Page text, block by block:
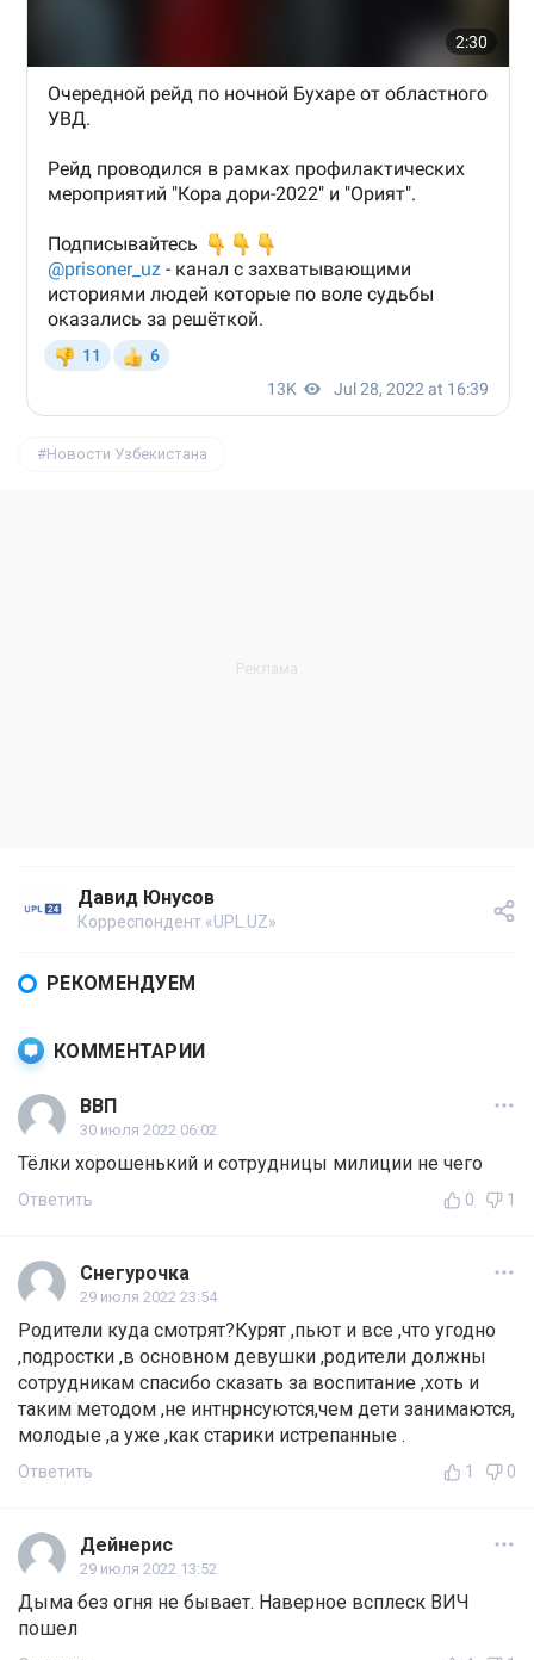
Новости Узбекистана
Давид Юнусов
Корреспондент «UPL.UZ»
РЕКОМЕНДУЕМ
КОММЕНТАРИИ
ВВП
30 июля 2022 06:02
Тёлки хорошенький и сотрудницы милиции не чего
Ответить 0 1
Снегурочка
29 июля 2022 23:54
Родители куда смотрят?Курят ,пьют и все ,что угодно
,подростки ,в основном девушки ,родители должны
сотрудникам спасибо сказать за воспитание ,хоть и
таким методом ,не интнрнсуются,чем дети занимаются,
молодые ,а уже ,как старики истрепанные .
Ответить 1 0
Дейнерис
29 июля 2022 13:52
Дыма без огня не бывает. Наверное всплеск ВИЧ
пошел